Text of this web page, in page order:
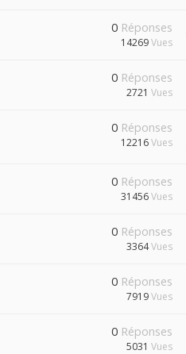
0 Réponses
14269Vues
0 Réponses
2721 Vues
0 Réponses
12216Vues
0 Réponses
31456Vues
0 Réponses
3364Vues
0 Réponses
7919Vues
0 Réponses
5031 Vues